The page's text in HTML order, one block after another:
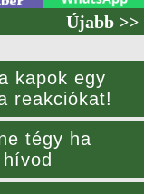
Újabb >>
kapok egy
reakciókat!
tégy ha